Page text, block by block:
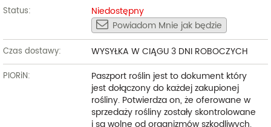
Status:
Niedostępny
Powiadom Mnie jak będzie
Czas dostawy: WYSYŁKA W CIĄGU 3 DNI ROBOCZYCH
PIORiN:
Paszport roślin jest to dokument który
jest dołączony do każdej zakupionej
rośliny. Potwierdza on, że oferowane w
sprzedaży rośliny zostały skontrolowane
i są wolne od organizmów szkodliwych.